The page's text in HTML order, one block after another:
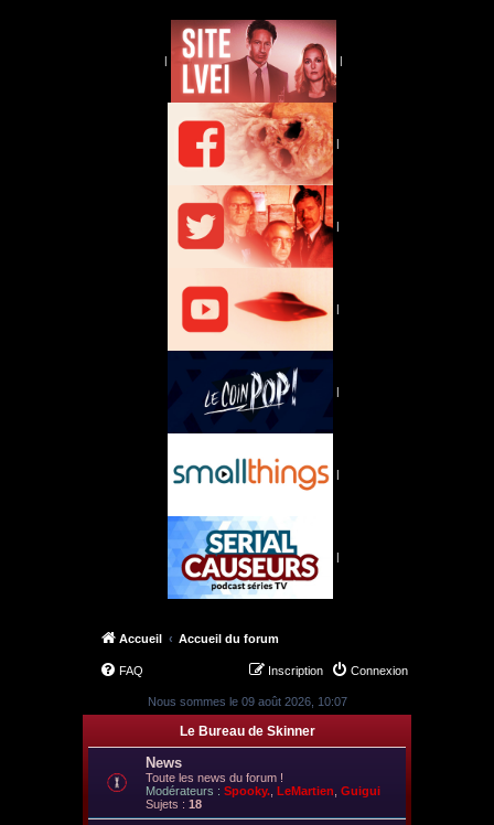
| |
|
|
|
|
|
|
Accueil Accueil du forum
FAQ Connexion
Inscription
Nous sommes le 09 août 2026, 10:07
Le Bureau de Skinner
News
Toute les news du forum !
Modérateurs : Spooky. LeMartien Guigui
Sujets : 18